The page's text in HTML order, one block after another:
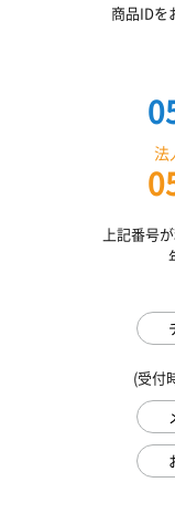
商品IDを
法
上記番号
(受付